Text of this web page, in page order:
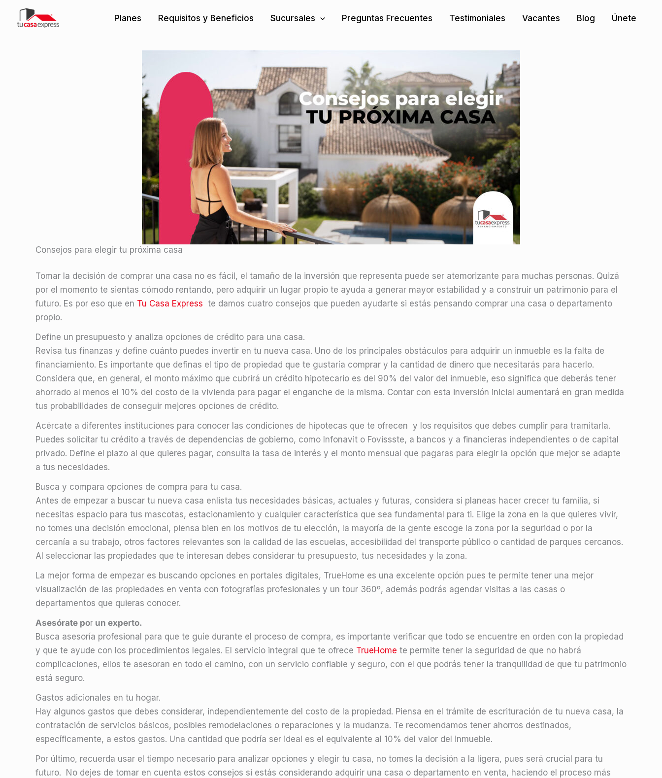
Planes Requisitos y Beneficios Sucursales Preguntas Frecuentes Testimoniales Vacantes Blog Únete
Consejos para elegir tu próxima casa
Tomar la decisión de comprar una casa no es fácil, el tamaño de la inversión que representa puede ser atemorizante para muchas personas. Quizá
por el momento te sientas cómodo rentando, pero adquirir un lugar propio te ayuda a generar mayor estabilidad y a construir un patrimonio para el
futuro. Es por eso que en Tu Casa Express te damos cuatro consejos que pueden ayudarte si estás pensando comprar una casa o departamento
propio.
Define un presupuesto y analiza opciones de crédito para una casa.
Revisa tus finanzas y define cuánto puedes invertir en tu nueva casa. Uno de los principales obstáculos para adquirir un inmueble es la falta de
financiamiento. Es importante que definas el tipo de propiedad que te gustaría comprar y la cantidad de dinero que necesitarás para hacerlo.
Considera que, en general, el monto máximo que cubrirá un crédito hipotecario es del 90% del valor del inmueble, eso significa que deberás tener
ahorrado al menos el 10% del costo de la vivienda para pagar el enganche de la misma. Contar con esta inversión inicial aumentará en gran medida
tus probabilidades de conseguir mejores opciones de crédito.
Acércate a diferentes instituciones para conocer las condiciones de hipotecas que te ofrecen y los requisitos que debes cumplir para tramitarla.
Puedes solicitar tu crédito a través de dependencias de gobierno, como Infonavit o Fovissste, a bancos y a financieras independientes o de capital
privado. Define el plazo al que quieres pagar, consulta la tasa de interés y el monto mensual que pagaras para elegir la opción que mejor se adapte
a tus necesidades.
Busca y compara opciones de compra para tu casa.
Antes de empezar a buscar tu nueva casa enlista tus necesidades básicas, actuales y futuras, considera si planeas hacer crecer tu familia, si
necesitas espacio para tus mascotas, estacionamiento y cualquier característica que sea fundamental para ti. Elige la zona en la que quieres vivir,
no tomes una decisión emocional, piensa bien en los motivos de tu elección, la mayoría de la gente escoge la zona por la seguridad o por la
cercanía a su trabajo, otros factores relevantes son la calidad de las escuelas, accesibilidad del transporte público o cantidad de parques cercanos.
Al seleccionar las propiedades que te interesan debes considerar tu presupuesto, tus necesidades y la zona.
La mejor forma de empezar es buscando opciones en portales digitales, TrueHome es una excelente opción pues te permite tener una mejor
visualización de las propiedades en venta con fotografías profesionales y un tour 360º, además podrás agendar visitas a las casas o
departamentos que quieras conocer.
Asesórate por un experto.
Busca asesoría profesional para que te guíe durante el proceso de compra, es importante verificar que todo se encuentre en orden con la propiedad
y que te ayude con los procedimientos legales. El servicio integral que te ofrece TrueHome te permite tener la seguridad de que no habrá
complicaciones, ellos te asesoran en todo el camino, con un servicio confiable y seguro, con el que podrás tener la tranquilidad de que tu patrimonio
está seguro.
Gastos adicionales en tu hogar.
Hay algunos gastos que debes considerar, independientemente del costo de la propiedad. Piensa en el trámite de escrituración de tu nueva casa, la
contratación de servicios básicos, posibles remodelaciones o reparaciones y la mudanza. Te recomendamos tener ahorros destinados,
específicamente, a estos gastos. Una cantidad que podría ser ideal es el equivalente al 10% del valor del inmueble.
Por último, recuerda usar el tiempo necesario para analizar opciones y elegir tu casa, no tomes la decisión a la ligera, pues será crucial para tu
futuro. No dejes de tomar en cuenta estos consejos si estás considerando adquirir una casa o departamento en venta, haciendo el proceso más